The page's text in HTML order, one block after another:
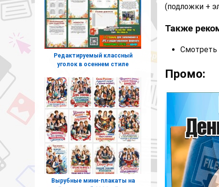
(подложки +
Также
Смотреть
Промо:
Редактируемый классный
уголок в осеннем стиле
Вырубные мини-плакаты на